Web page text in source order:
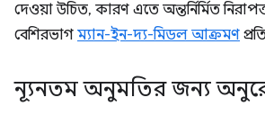
দেওয়া উচিত, কারণ এতে অন্তর্নির্মিত
বেশিরভাগ ম্যান-ইন-দ্য-মিডল আক্রমণ
ন্যূনতম অনুমতির জন্য